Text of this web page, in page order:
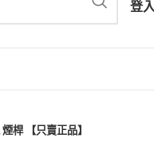
登
桿 【只賣正品】